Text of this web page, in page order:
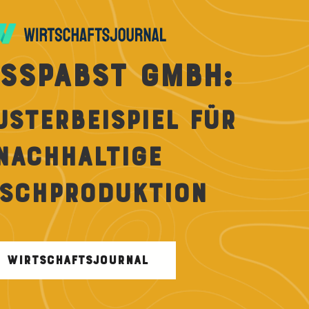
GMBH:
FÜR
WIRTSCHAFTSJOURNAL